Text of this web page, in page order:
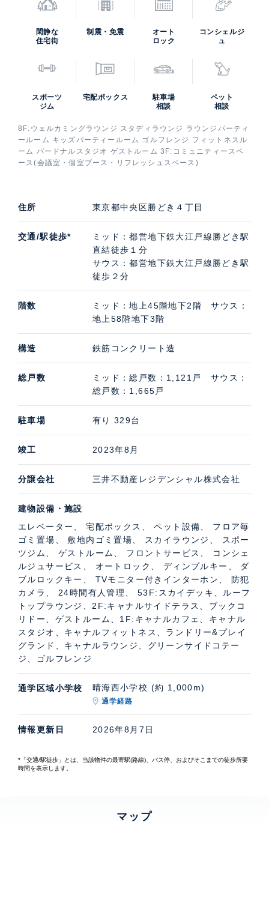
コンが技術を尽くした建物です。いずれも水に浮かぶダ
かな曲線を描くデザインです。
敷地にはバーベキューガーデンやショッピングデッキを
囲むように植栽が植えられており、2つのタワーの中心
には、新しい都心のシーサイドマリーナの中心として水
景を愉しむ「セントラルラグーン」と呼ばれる広場があ
リニックモール、スポーツアリーナ、スーパーマーケッ
路で駅直結、パークタワー勝どきサウスは庇のある貫通
通路を通ってメトロパビリオン（新設駅出入口）まで駅
まで快適にアクセスできます。
パークタワー勝どきミッドの特徴的な共用施設
8階にはホテルがテーマの共用施設が集約されていま
間利用できるスタディラウンジ、宿泊もデイユースも可
能なゲストルーム、90㎡のジム・ゴルフレンジ、などが
ッシュスペースなどが設けられた約300㎡のコミュニテ
ダイナミックな解放感を実現した53～54階のルーフトッ
プラウンジは二層吹抜けの開放的な構造に加え、水盤を
備えたスカイデッキがあることも特徴です。1階には飲
み物と軽食メニューを揃えたのカフェや水と緑を感じら
れるフィットネス、2階には水と緑を感じながら過ごせ
るキャナルサイドテラスやブックコリドー、ゲストルー
ムなどがあります。
共用部紹介動画
閑静な
住宅街
制震・免震
オート
ロック
コンシェルジ
ュ
スポーツ
ジム
宅配ボックス
駐車場
相談
ペット
相談
8F:ウェルカミングラウンジ スタディラウンジ ラウンジパーティ
ールーム キッズパーティールーム ゴルフレンジ フィットネスル
ーム パードナルスタジオ ゲストルーム 3F:コミュニティースペ
ース(会議室・個室ブース・リフレッシュスペース)
住所 東京都中央区勝どき４丁目
交通/駅徒歩*
ミッド：都営地下鉄大江戸線勝どき駅
直結徒歩１分
サウス：都営地下鉄大江戸線勝どき駅
徒歩２分
階数
ミッド：地上45階地下2階 サウス：
地上58階地下3階
構造 鉄筋コンクリート造
総戸数
ミッド：総戸数：1,121戸 サウス：
総戸数：1,665戸
駐車場 有り 329台
竣工 2023年8月
分譲会社 三井不動産レジデンシャル株式会社
建物設備・施設
エレベーター、 宅配ボックス、 ペット設備、 フロア毎
ゴミ置場、 敷地内ゴミ置場、 スカイラウンジ、 スポー
ツジム、 ゲストルーム、 フロントサービス、 コンシェ
ルジュサービス、 オートロック、 ディンプルキー、 ダ
ブルロックキー、 TVモニター付きインターホン、 防犯
カメラ、 24時間有人管理、 53F:スカイデッキ、ルーフ
トップラウンジ、2F:キャナルサイドテラス、ブックコ
リドー、ゲストルーム、1F:キャナルカフェ、キャナル
スタジオ、キャナルフィットネス、ランドリー&プレイ
グランド、キャナルラウンジ、グリーンサイドコテー
ジ、ゴルフレンジ
通学区域小学校 晴海西小学校 (約 1,000m)
通学経路
情報更新日 2026年8月7日
*「交通/駅徒歩」とは、当該物件の最寄駅(路線)、バス停、およびそこまでの徒歩所要
時間を表示します。
マップ